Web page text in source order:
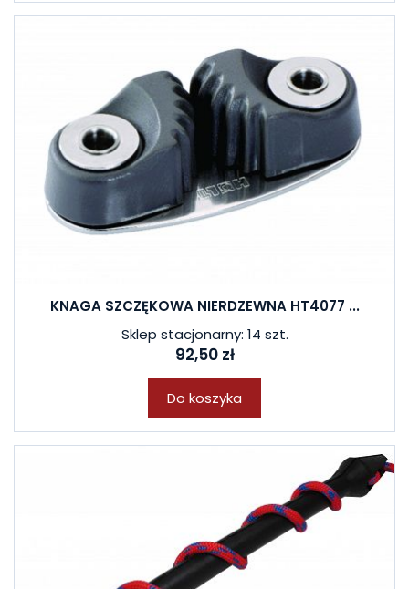
KNAGA SZCZĘKOWA NIERDZEWNA HT4077 ...
Sklep stacjonarny: 14 szt.
92,50 zł
Do koszyka